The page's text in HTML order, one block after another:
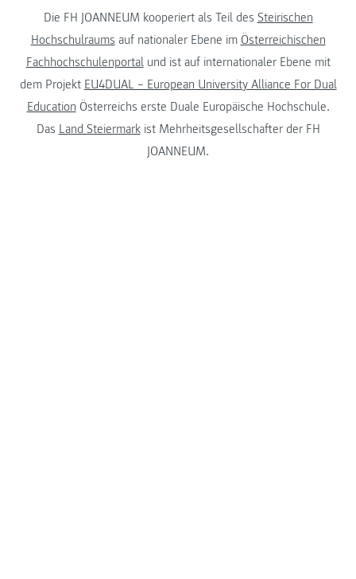
Die FH JOANNEUM kooperiert als Teil des Steirischen
Hochschulraums auf nationaler Ebene im Österreichischen
Fachhochschulenportalund ist auf internationaler Ebene mit
dem Projekt EU4DUAL – European University Alliance For Dual
Education Österreichs erste Duale Europäische Hochschule.
Das Land Steiermarkist Mehrheitsgesellschafter der FH
JOANNEUM.